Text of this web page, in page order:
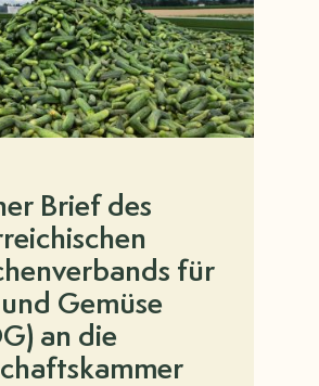
Brief des
für
Gemüse
an die